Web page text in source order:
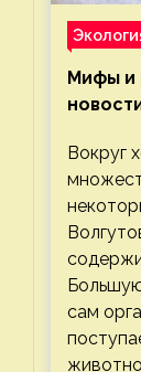
Мифы и
Вокруг
сам